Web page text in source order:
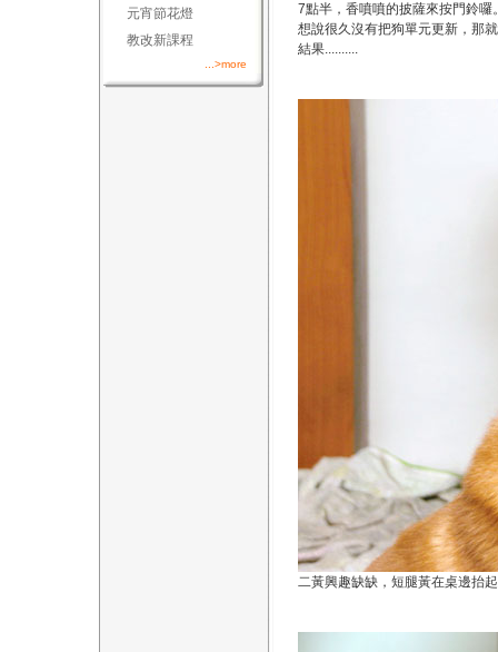
元宵節花燈
教改新課程
...>more
7點半，香噴噴的披薩來按門鈴囉
想說很久沒有把狗單元更新，那
結果..........
二黃興趣缺缺，短腿黃在桌邊抬